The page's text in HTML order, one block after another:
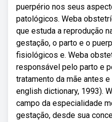
puerpério nos seus
patológicos. Weba
que estuda a reprodução
gestação, o parto e o
fisiológicos e. Weba
responsável pelo parto e
tratamento da mãe antes
english dictionary, 1993).
campo da especialidade
gestação, desde sua